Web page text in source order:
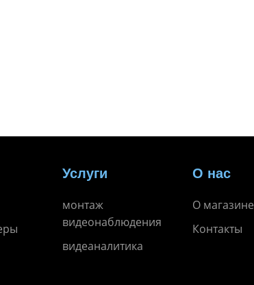
Услуги
монтаж
видеонаблюдения
видеаналитика
О нас
О магазине
Контакты